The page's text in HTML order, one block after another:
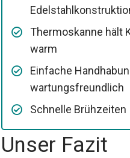
Thermoskanne hält
warm
Einfache
wartungsfreundlich
Schnelle Brühzeiten
Unser Fazit